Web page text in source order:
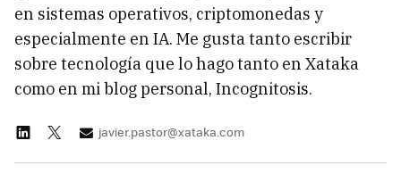
en sistemas operativos, criptomonedas y
especialmente en IA. Me gusta tanto escribir
sobre tecnología que lo hago tanto en Xataka
como en mi blog personal, Incognitosis.
javier.pastor@xataka.com